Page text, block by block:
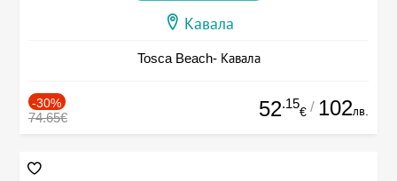
Кавала
Tosca Beach- Кавала
-30%
74.65€ 52.15
€ / 102лв.